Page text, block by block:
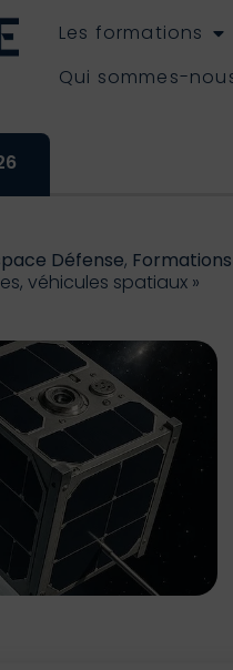
Les formations
Qui sommes-
Défense,
véhicules spatiaux »